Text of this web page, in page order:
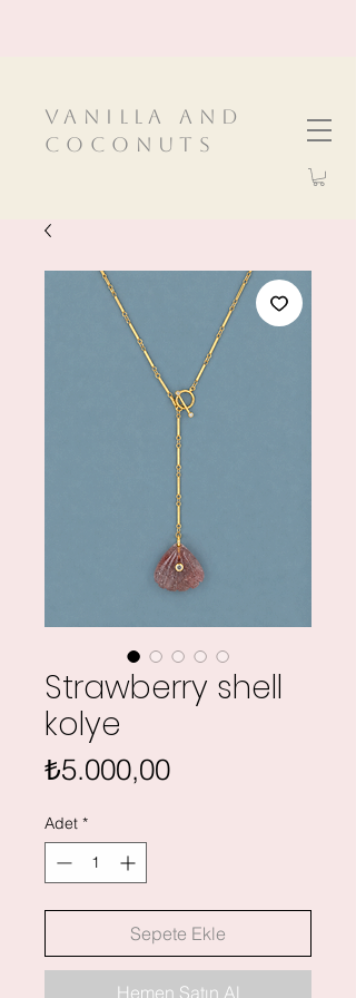
VanIlla and
Coconuts
Strawberry shell
kolye
₺5.000,00Fiyat
Adet *
Sepete Ekle
Hemen Satın Al